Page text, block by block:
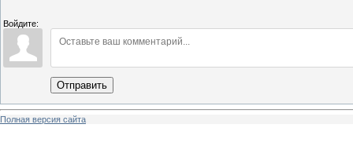
Войдите:
Отправить
Полная версия сайта